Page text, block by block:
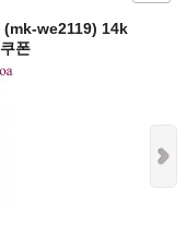
(mk-we2119) 14k
폰